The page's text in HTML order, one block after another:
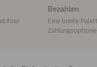
Ihrer
Bezahlen
Eine breite